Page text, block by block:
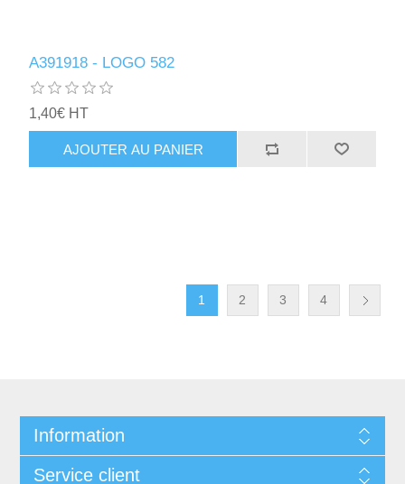
A391918 - LOGO 582
1,40€ HT
AJOUTER AU PANIER
1 2 3 4
Information
Service client